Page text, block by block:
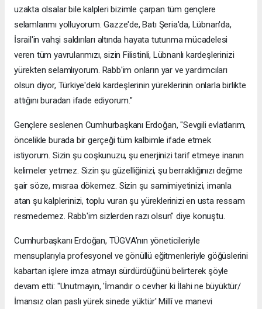
uzakta olsalar bile kalpleri bizimle çarpan tüm gençlere
selamlarımı yolluyorum. Gazze'de, Batı Şeria'da, Lübnan'da,
İsrail'in vahşi saldırıları altında hayata tutunma mücadelesi
veren tüm yavrularımızı, sizin Filistinli, Lübnanlı kardeşlerinizi
yürekten selamlıyorum. Rabb'im onların yar ve yardımcıları
olsun diyor, Türkiye'deki kardeşlerinin yüreklerinin onlarla birlikte
attığını buradan ifade ediyorum."
Gençlere seslenen Cumhurbaşkanı Erdoğan, "Sevgili evlatlarım,
öncelikle burada bir gerçeği tüm kalbimle ifade etmek
istiyorum. Sizin şu coşkunuzu, şu enerjinizi tarif etmeye inanın
kelimeler yetmez. Sizin şu güzelliğinizi, şu berraklığınızı değme
şair söze, mısraa dökemez. Sizin şu samimiyetinizi, imanla
atan şu kalplerinizi, toplu vuran şu yüreklerinizi en usta ressam
resmedemez. Rabb'im sizlerden razı olsun" diye konuştu.
Cumhurbaşkanı Erdoğan, TÜGVA'nın yöneticileriyle
mensuplarıyla profesyonel ve gönüllü eğitmenleriyle göğüslerini
kabartan işlere imza atmayı sürdürdüğünü belirterek şöyle
devam etti: "Unutmayın, 'İmandır o cevher ki İlahi ne büyüktür/
İmansız olan paslı yürek sinede yüktür' Millî ve manevi